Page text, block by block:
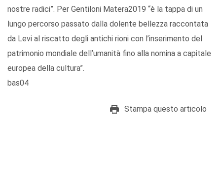
nostre radici”. Per Gentiloni Matera2019 “è la tappa di un
lungo percorso passato dalla dolente bellezza raccontata
da Levi al riscatto degli antichi rioni con l’inserimento del
patrimonio mondiale dell’umanità fino alla nomina a capitale
europea della cultura”.
bas04
Stampa questo articolo